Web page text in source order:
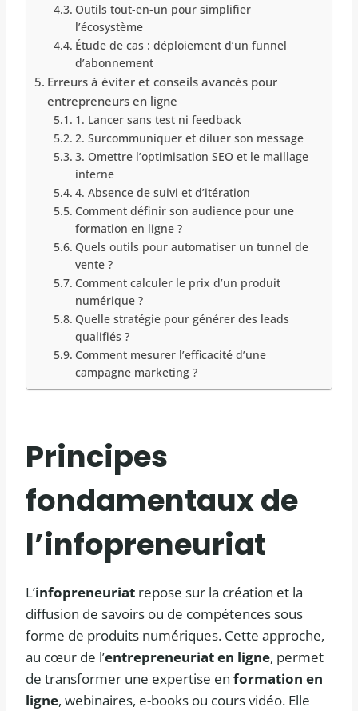
Outils tout-en-un pour simplifier
l’écosystème
Étude de cas : déploiement d’un funnel
d’abonnement
Erreurs à éviter et conseils avancés pour
entrepreneurs en ligne
1. Lancer sans test ni feedback
2. Surcommuniquer et diluer son message
3. Omettre l’optimisation SEO et le maillage
interne
4. Absence de suivi et d’itération
Comment définir son audience pour une
formation en ligne ?
Quels outils pour automatiser un tunnel de
vente ?
Comment calculer le prix d’un produit
numérique ?
Quelle stratégie pour générer des leads
qualifiés ?
Comment mesurer l’efficacité d’une
campagne marketing ?
Principes
fondamentaux de
l’infopreneuriat
L’infopreneuriat repose sur la création et la
diffusion de savoirs ou de compétences sous
forme de produits numériques. Cette approche,
au cœur de l’entrepreneuriat en ligne, permet
de transformer une expertise en formation en
ligne, webinaires, e-books ou cours vidéo. Elle